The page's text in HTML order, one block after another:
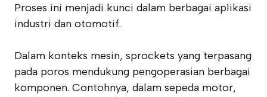
Proses ini menjadi kunci dalam berbagai aplikasi
industri dan otomotif.
Dalam konteks mesin, sprockets yang terpasang
pada poros mendukung pengoperasian berbagai
komponen. Contohnya, dalam sepeda motor,